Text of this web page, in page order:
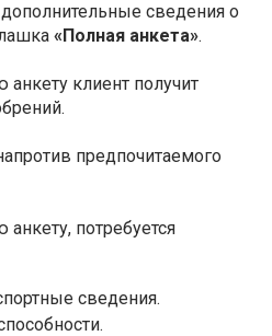
сведения о
«Полная анкета».
клиент получит
предпочитаемого
потребуется
сведения.